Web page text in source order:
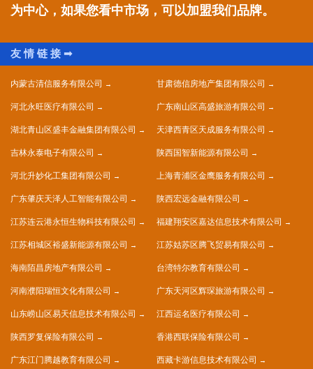
为中心，如果您看中市场，可以加盟我们品牌。
内蒙古清信服务有限公司 甘肃德信房地产集团有限公司
河北永旺医疗有限公司 广东南山区高盛旅游有限公司
湖北青山区盛丰金融集团有限公司 天津西青区天成服务有限公司
吉林永泰电子有限公司 陕西国智新能源有限公司
河北升妙化工集团有限公司 上海青浦区金鹰服务有限公司
广东肇庆天泽人工智能有限公司 陕西宏远金融有限公司
江苏连云港永恒生物科技有限公司 福建翔安区嘉达信息技术有限公司
江苏相城区裕盛新能源有限公司 江苏姑苏区腾飞贸易有限公司
海南陌昌房地产有限公司 台湾特尔教育有限公司
河南濮阳瑞恒文化有限公司 广东天河区辉琛旅游有限公司
山东崂山区易天信息技术有限公司 江西运名医疗有限公司
陕西罗复保险有限公司 香港西联保险有限公司
广东江门腾越教育有限公司 西藏卡游信息技术有限公司